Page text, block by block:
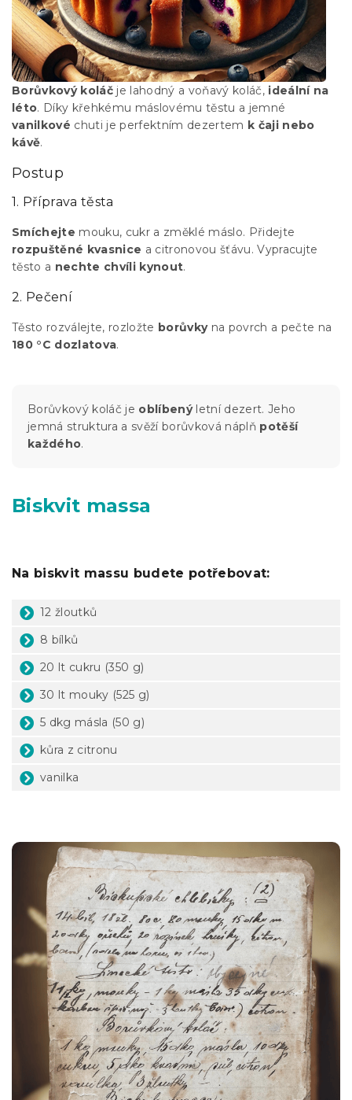
Borůvkový koláč je lahodný a voňavý koláč, ideální na
léto. Díky křehkému máslovému těstu a jemné
vanilkové chuti je perfektním dezertem k čaji nebo
kávě.
Postup
1. Příprava těsta
Smíchejte mouku, cukr a změklé máslo. Přidejte
rozpuštěné kvasnice a citronovou šťávu. Vypracujte
těsto a nechte chvíli kynout.
2. Pečení
Těsto rozválejte, rozložte borůvkyna povrch a pečte na
180 °C dozlatova.
Borůvkový koláč je oblíbenýletní dezert. Jeho
jemná struktura a svěží borůvková náplň potěší
každého.
Biskvit massa
Na biskvit massu budete potřebovat:
12 žloutků
8 bílků
20 lt cukru (350 g)
30 lt mouky (525 g)
5 dkg másla (50 g)
kůra z citronu
vanilka